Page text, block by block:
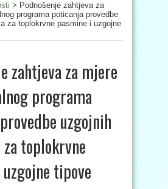
> Podnošenje zahtjeva za
programa poticanja provedbe
za toplokrvne pasmine i uzgojne
zahtjeva za mjere
programa
uzgojnih
toplokrvne
tipove